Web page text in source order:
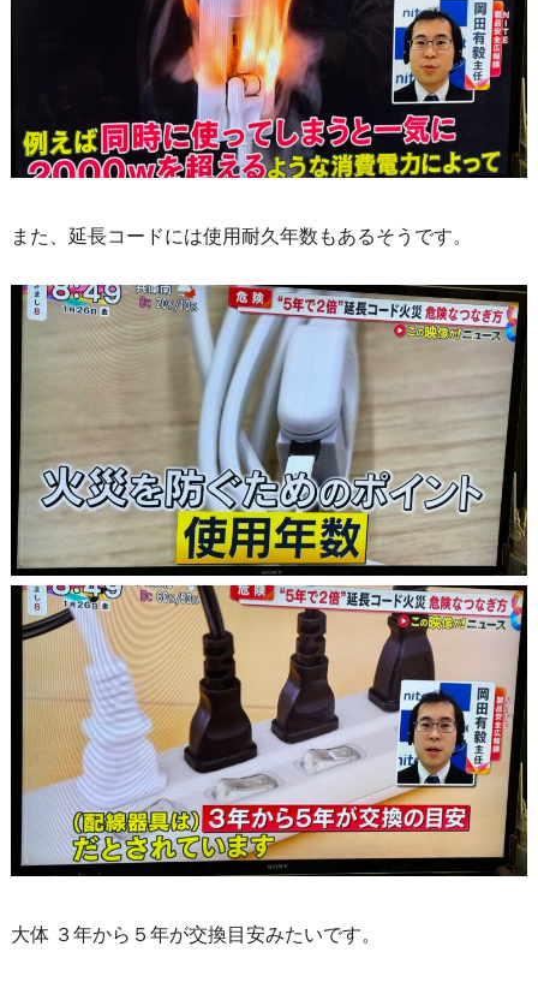
また、延長コードには使用耐久年数もあるそうです。
大体 ３年から５年が交換目安みたいです。